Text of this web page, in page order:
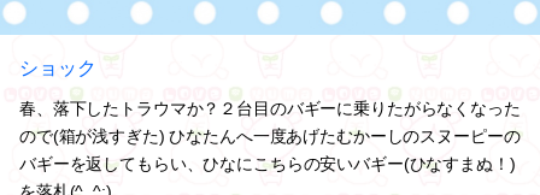
ショック
春、落下したトラウマか？２台目のバギーに乗りたがらなくなった
ので(箱が浅すぎた) ひなたんへ一度あげたむかーしのスヌーピーの
バギーを返してもらい、ひなにこちらの安いバギー(ひなすまぬ！)